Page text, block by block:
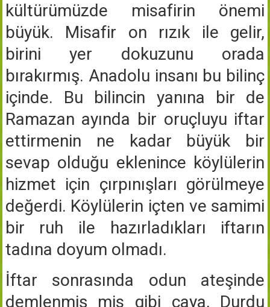
kültürümüzde misafirin önemi
büyük. Misafir on rızık ile gelir,
birini yer dokuzunu orada
bırakırmış. Anadolu insanı bu bilinç
içinde. Bu bilincin yanına bir de
Ramazan ayında bir oruçluyu iftar
ettirmenin ne kadar büyük bir
sevap olduğu eklenince köylülerin
hizmet için çırpınışları görülmeye
değerdi. Köylülerin içten ve samimi
bir ruh ile hazırladıkları iftarın
tadına doyum olmadı.
İftar sonrasında odun ateşinde
demlenmiş mis gibi çaya, Durdu